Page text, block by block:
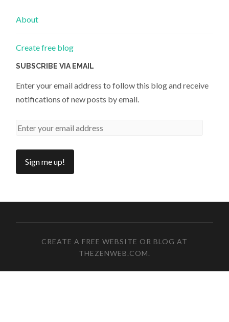
About
Create free blog
SUBSCRIBE VIA EMAIL
Enter your email address to follow this blog and receive
notifications of new posts by email.
CREATE A FREE WEBSITE OR BLOG AT
THEZENWEB.COM.